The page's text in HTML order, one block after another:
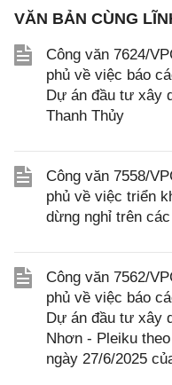
VĂN BẢN CÙNG
Công văn 7624/
phủ về việc báo
Dự án đầu tư xây
Thanh Thủy
Công văn 7558/
phủ về việc triển
dừng nghỉ trên
Công văn 7562/
phủ về việc báo
Dự án đầu tư xây
Nhơn - Pleiku
ngày 27/6/2025